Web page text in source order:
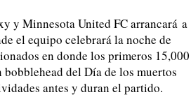
y Minnesota United FC arrancará a
el equipo celebrará la noche de
en donde los primeros 15,000
del Día de los muertos
antes y duran el partido.